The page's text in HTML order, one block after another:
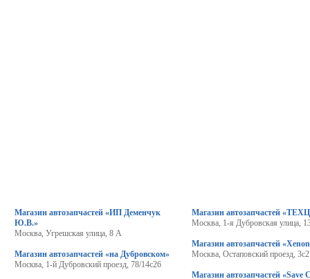
Магазин автозапчастей «ИП Деменчук
Ю.В.»
Москва, Угрешская улица, 8 А
Магазин автозапчастей «на Дубровском»
Москва, 1-й Дубровский проезд, 78/14с26
Магазин автозапчастей
Москва, 1-я Дубровская улица,
Магазин автозапчастей
Москва, Остаповский проезд, 3с2
Магазин автозапчастей «Save